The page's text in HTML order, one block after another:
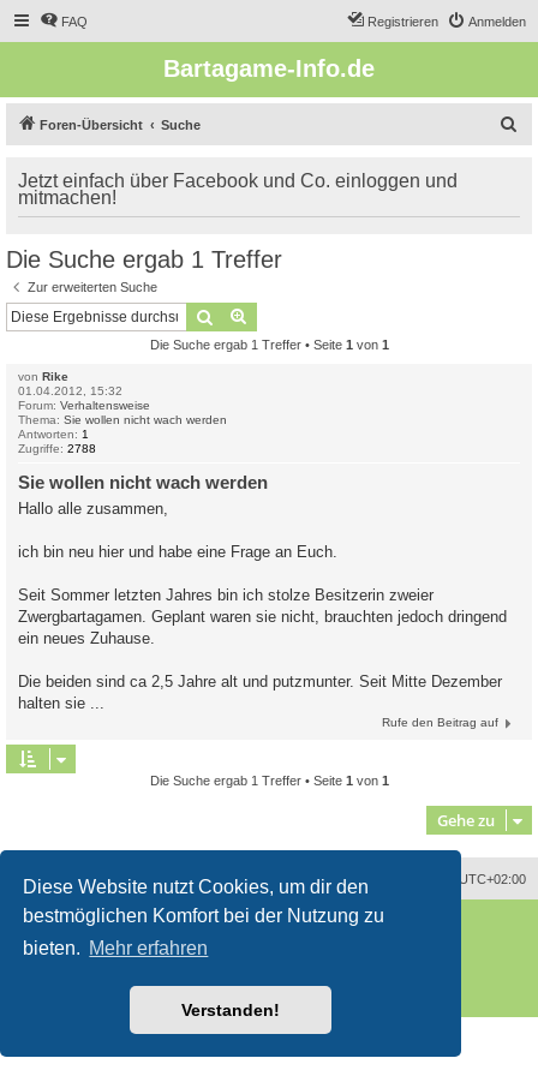
Diese Website nutzt Cookies, um dir den
bestmöglichen Komfort bei der Nutzung zu
bieten. Mehr erfahren
Verstanden!
FAQ Anmelden
Registrieren
Bartagame-Info.de
Foren-Übersicht Suche
Jetzt einfach über Facebook und Co. einloggen und
mitmachen!
Die Suche ergab 1 Treffer
Zur erweiterten Suche
Suche
Die Suche ergab 1 Treffer • Seite 1 von 1
von Rike
01.04.2012, 15:32
Forum: Verhaltensweise
Thema: Sie wollen nicht wach werden
Antworten: 1
Zugriffe: 2788
Sie wollen nicht wach werden
Hallo alle zusammen,
ich bin neu hier und habe eine Frage an Euch.
Seit Sommer letzten Jahres bin ich stolze Besitzerin zweier
Zwergbartagamen. Geplant waren sie nicht, brauchten jedoch dringend
ein neues Zuhause.
Die beiden sind ca 2,5 Jahre alt und putzmunter. Seit Mitte Dezember
halten sie ...
Rufe den Beitrag auf
Die Suche ergab 1 Treffer • Seite 1 von 1
Gehe zu
UTC+02:00
Powered byphpBB ® Forum Software © phpBB Limited
Styleproflatvon ©Mazeltof2017